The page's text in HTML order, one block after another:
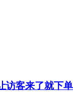
访客来了就下